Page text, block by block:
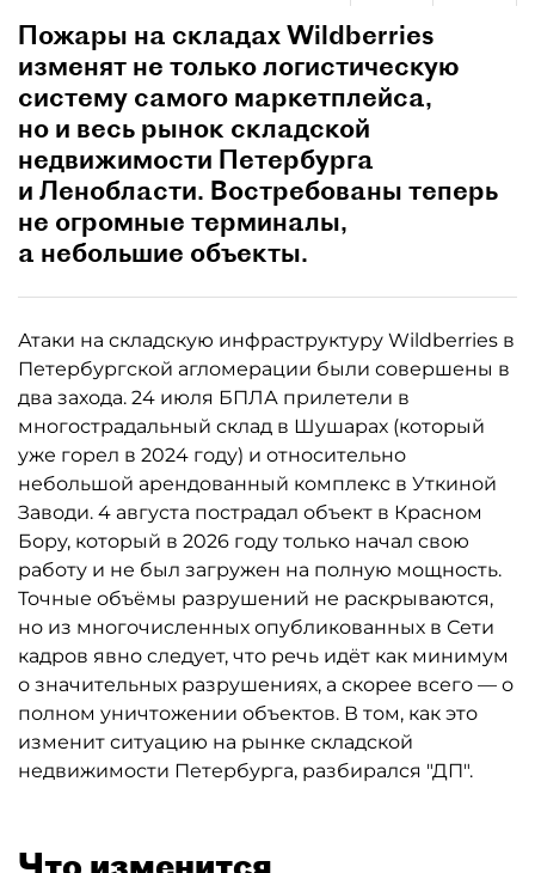
Пожары на складах Wildberries
изменят не только логистическую
систему самого маркетплейса,
но и весь рынок складской
недвижимости Петербурга
и Ленобласти. Востребованы теперь
не огромные терминалы,
а небольшие объекты.
Атаки на складскую инфраструктуру Wildberries в
Петербургской агломерации были совершены в
два захода. 24 июля БПЛА прилетели в
многострадальный склад в Шушарах (который
уже горел в 2024 году) и относительно
небольшой арендованный комплекс в Уткиной
Заводи. 4 августа пострадал объект в Красном
Бору, который в 2026 году только начал свою
работу и не был загружен на полную мощность.
Точные объёмы разрушений не раскрываются,
но из многочисленных опубликованных в Сети
кадров явно следует, что речь идёт как минимум
о значительных разрушениях, а скорее всего — о
полном уничтожении объектов. В том, как это
изменит ситуацию на рынке складской
недвижимости Петербурга, разбирался "ДП".